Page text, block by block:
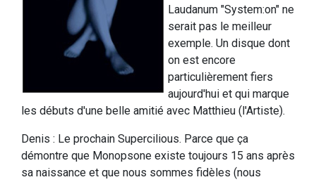
Laudanum "System:on" ne
serait pas le meilleur
exemple. Un disque dont
on est encore
particulièrement fiers
aujourd'hui et qui marque
les débuts d'une belle amitié avec Matthieu (l'Artiste).
Denis : Le prochain Supercilious. Parce que ça
démontre que Monopsone existe toujours 15 ans après
sa naissance et que nous sommes fidèles (nous